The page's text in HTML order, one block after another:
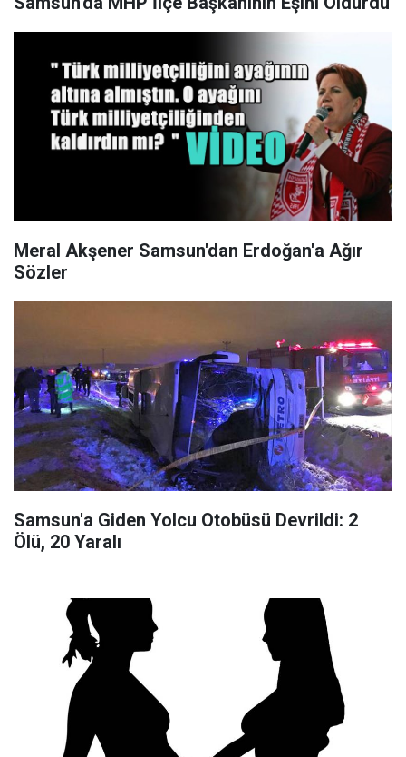
Meral Akşener Samsun'dan Erdoğan'a Ağır
Sözler
Samsun'a Giden Yolcu Otobüsü Devrildi: 2
Ölü, 20 Yaralı